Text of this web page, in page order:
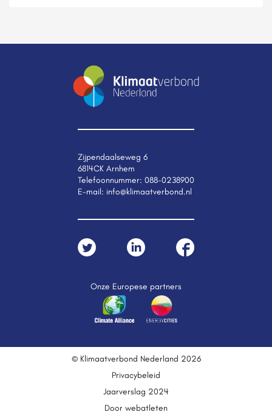
Zijpendaalseweg 6
6814CK Arnhem
Telefoonnummer: 088-0238900
E-mail: info@klimaatverbond.nl
Onze Europese partners
© Klimaatverbond Nederland 2026
Privacybeleid
Jaarverslag 2024
Door webatleten